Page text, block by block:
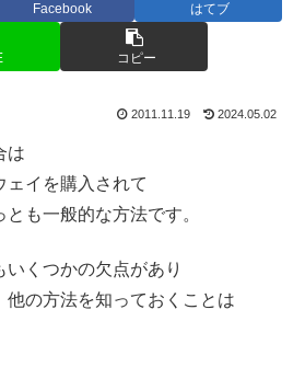
Facebook はてブ
コピー
2011.11.19 2024.05.02
は
ェイを購入されて
も一般的な方法です。
くつかの欠点があり
他の方法を知っておくことは